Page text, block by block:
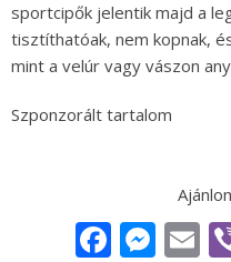
sportcipők jelentik majd a
tisztíthatóak, nem kopnak,
mint a velúr vagy vászon
Szponzorált tartalom